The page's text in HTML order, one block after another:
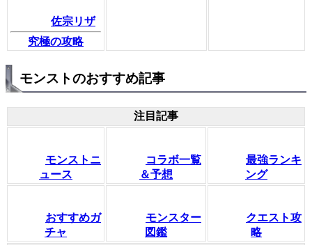
佐宗リザ
究極の攻略
モンストのおすすめ記事
注目記事
モンストニ
ュース
コラボ一覧
＆予想
最強ランキ
ング
おすすめガ
チャ
モンスター
図鑑
クエスト攻
略